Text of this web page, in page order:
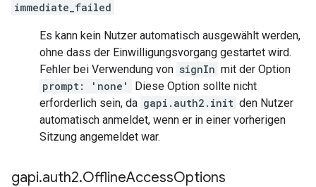
immediate_failed
Es kann kein Nutzer automatisch ausgewählt werden,
ohne dass der Einwilligungsvorgang gestartet wird.
Fehler bei Verwendung von signIn mit der Option
prompt: 'none'
Diese Option sollte nicht
erforderlich sein, da gapi.auth2.init den Nutzer
automatisch anmeldet, wenn er in einer vorherigen
Sitzung angemeldet war.
gapi.auth2.OfflineAccessOptions